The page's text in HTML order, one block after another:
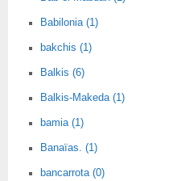
Babilonia (1)
bakchis (1)
Balkis (6)
Balkis-Makeda (1)
bamia (1)
Banaïas. (1)
bancarrota (0)